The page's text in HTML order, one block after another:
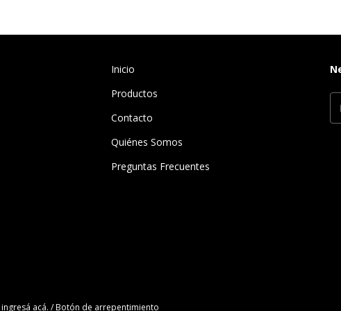
Inicio
Productos
Contacto
Quiénes Somos
Preguntas Frecuentes
ingresá acá. /Botón de arrepentimiento